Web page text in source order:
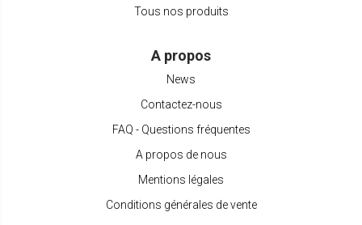
Tous nos produits
A propos
News
Contactez-nous
FAQ - Questions fréquentes
A propos de nous
Mentions légales
Conditions générales de vente